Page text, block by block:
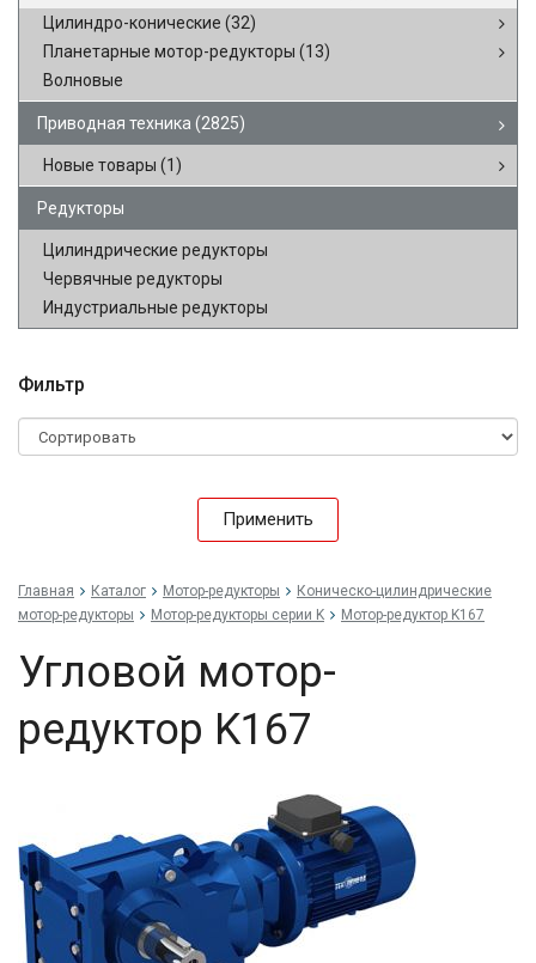
Цилиндро-конические (32)
Планетарные мотор-редукторы (13)
Волновые
Приводная техника (2825)
Новые товары (1)
Редукторы
Цилиндрические редукторы
Червячные редукторы
Индустриальные редукторы
Фильтр
Применить
Главная Каталог Мотор-редукторы
Коническо-цилиндрические
мотор-редукторы
Мотор-редукторы серии K Мотор-редуктор K167
Угловой мотор-
редуктор K167